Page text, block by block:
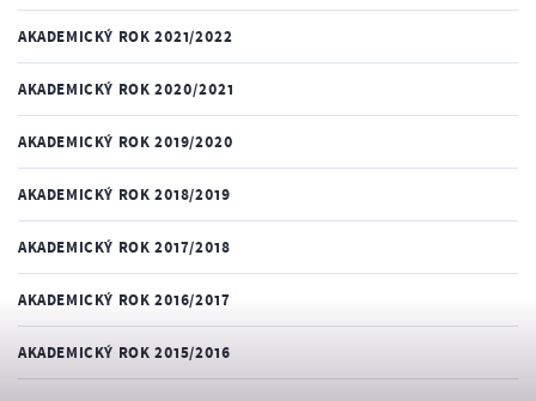
AKADEMICKÝ ROK 2021/2022
AKADEMICKÝ ROK 2020/2021
AKADEMICKÝ ROK 2019/2020
AKADEMICKÝ ROK 2018/2019
AKADEMICKÝ ROK 2017/2018
AKADEMICKÝ ROK 2016/2017
AKADEMICKÝ ROK 2015/2016